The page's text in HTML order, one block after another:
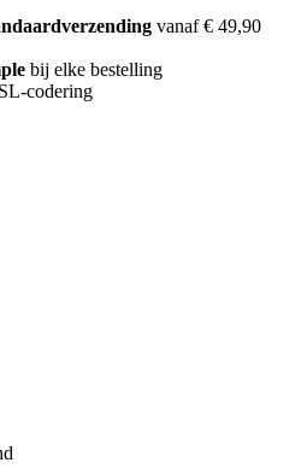
vanaf € 49,90
bij elke bestelling
codering